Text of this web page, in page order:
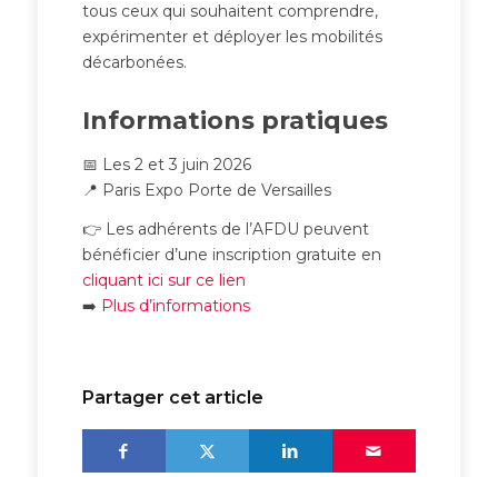
tous ceux qui souhaitent comprendre,
expérimenter et déployer les mobilités
décarbonées.
Informations pratiques
📅 Les 2 et 3 juin 2026
📍 Paris Expo Porte de Versailles
👉 Les adhérents de l’AFDU peuvent
bénéficier d’une inscription gratuite en
cliquant ici sur ce lien
➡️ Plus d’informations
Partager cet article